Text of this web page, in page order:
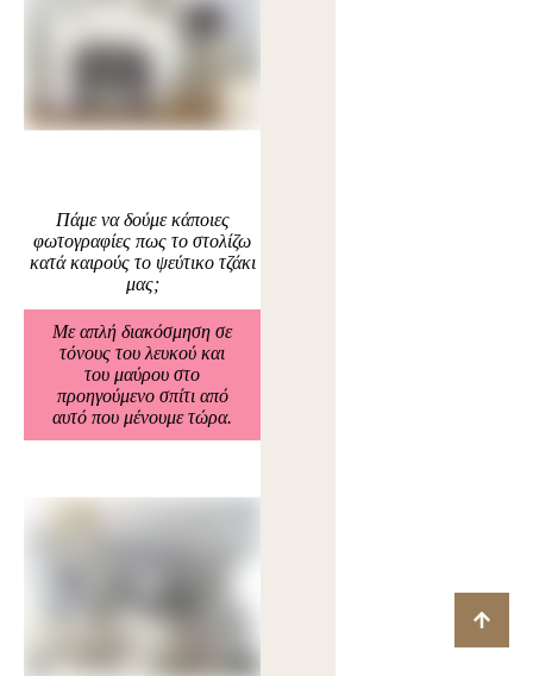
Πάμε να δούμε κάποιες
φωτογραφίες πως το στολίζω
κατά καιρούς το ψεύτικο τζάκι
μας;
Με απλή διακόσμηση σε
τόνους του λευκού και
του μαύρου στο
προηγούμενο σπίτι από
αυτό που μένουμε τώρα.